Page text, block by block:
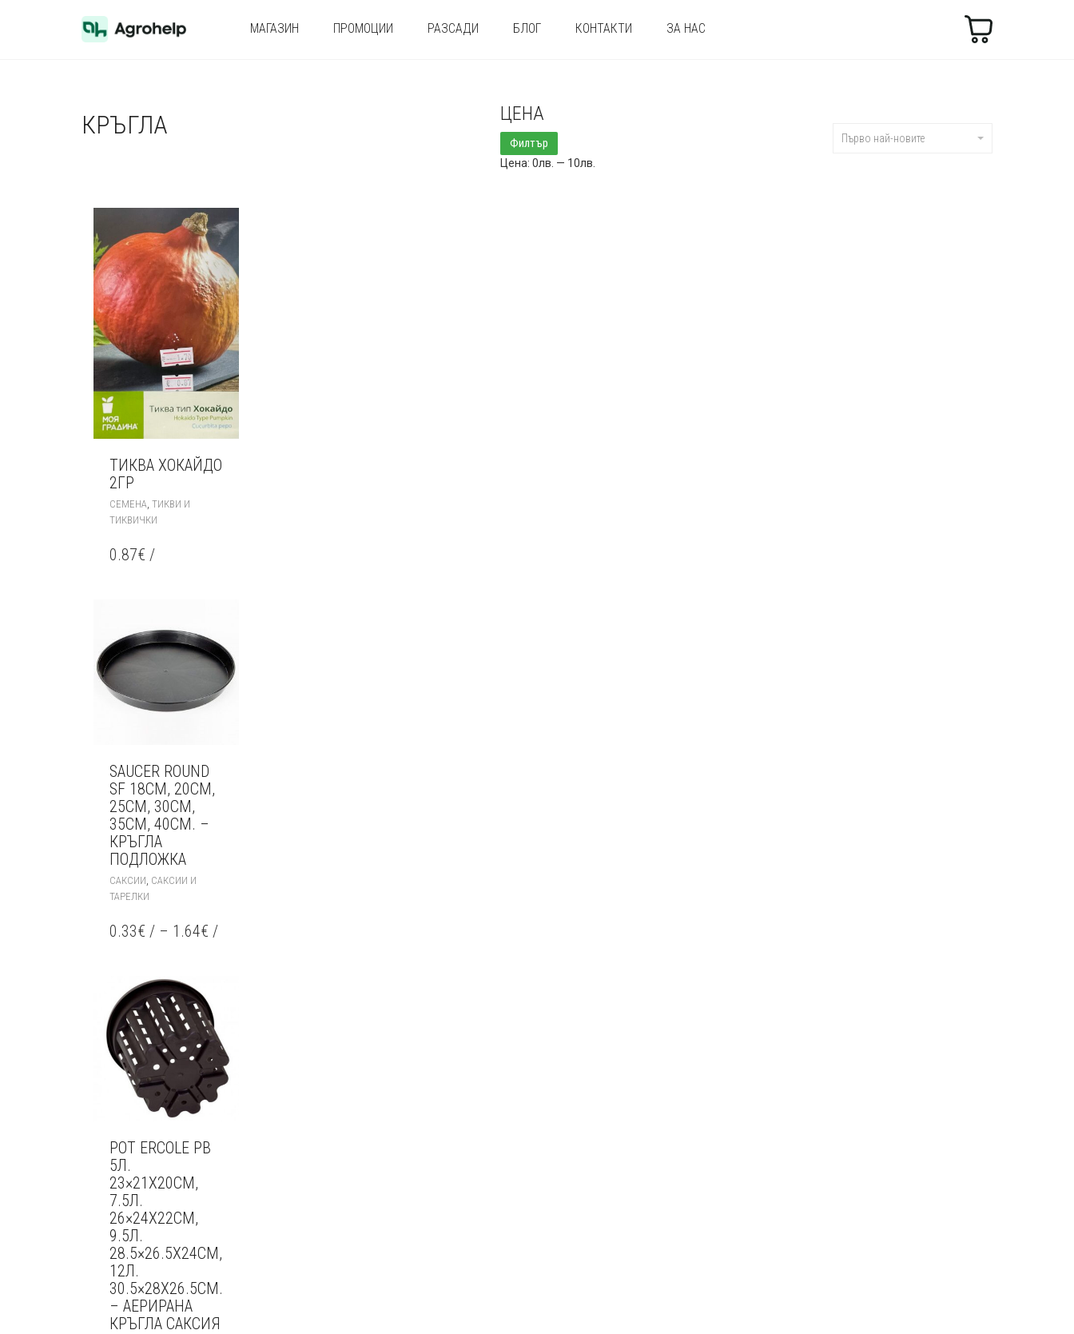
МАГАЗИН ПРОМОЦИИ РАЗСАДИ БЛОГ КОНТАКТИ ЗА НАС Търсене
КРЪГЛА Първо най-новите
ЦЕНА
Минимална
цена
Максимална
цена
Филтър
Цена: 0лв. — 10лв.
ТИКВА ХОКАЙДО
2ГР
СЕМЕНА ТИКВИ И
ТИКВИЧКИ
0.87€ /
SAUCER ROUND
SF 18СМ, 20СМ,
25СМ, 30СМ,
35СМ, 40СМ. –
КРЪГЛА
ПОДЛОЖКА
САКСИИ САКСИИ И
ТАРЕЛКИ
THE
PRODUCT
PAGE
0.33€ / – 1.64€ /
POT ERCOLE PB
5Л.
23×21Х20СМ,
7.5Л.
26×24Х22СМ,
9.5Л.
28.5×26.5Х24СМ,
12Л.
30.5×28Х26.5СМ.
– АЕРИРАНА
КРЪГЛА САКСИЯ